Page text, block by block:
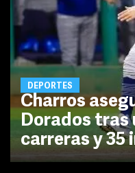
DEPORTES
Charros
Dorados tras
carreras y 35